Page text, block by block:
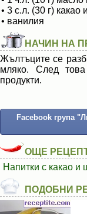
• 3 с.л. (30 г) какао
• ванилия
НАЧИН НА
Жълтъците се
мляко. След
продукти.
Facebook група
ОЩЕ
Напитки с какао и
ПОДОБНИ